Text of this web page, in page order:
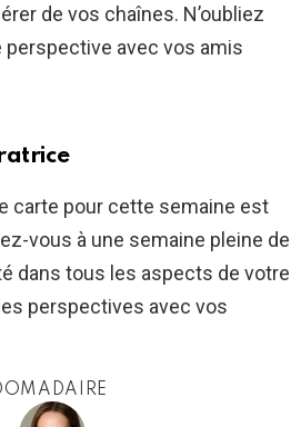
de vos chaînes. N’oubliez
perspective avec vos amis
carte pour cette semaine est
vous à une semaine pleine de
dans tous les aspects de votre
perspectives avec vos